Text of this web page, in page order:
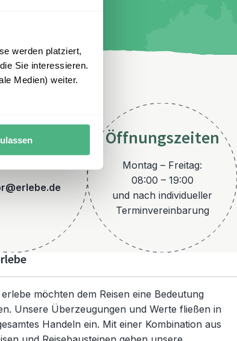
werden platziert,
Sie interessieren.
Medien) weiter.
Mail
Öffnungszeiten
Montag – Freitag:
08:00 – 19:00
und nach individueller
Terminvereinbarung
möchten dem Reisen eine Bedeutung
Unsere Überzeugungen und Werte fließen in
Handeln ein. Mit einer Kombination aus